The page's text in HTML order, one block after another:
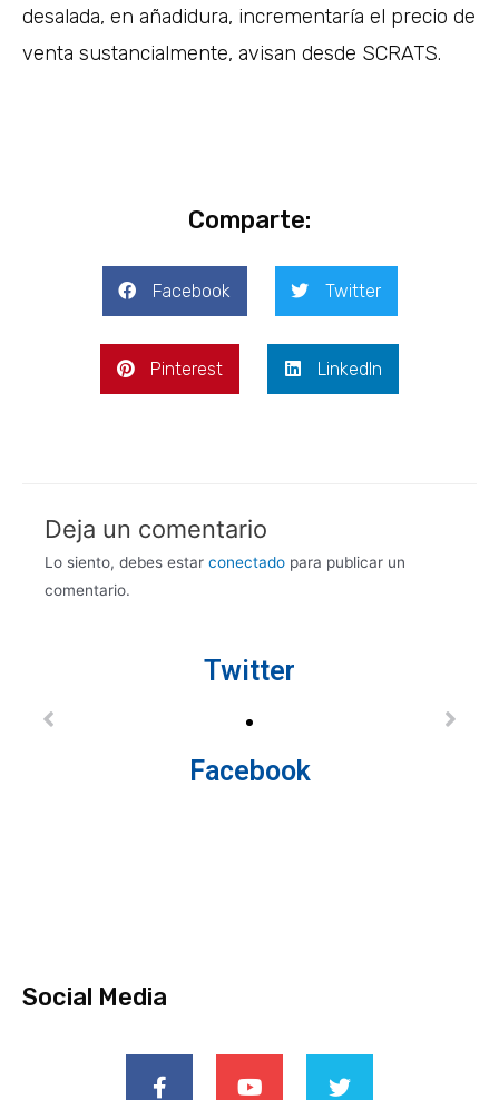
desalada, en añadidura, incrementaría el precio de
venta sustancialmente, avisan desde SCRATS.
Comparte:
Facebook Twitter
Pinterest LinkedIn
Deja un comentario
Lo siento, debes estar conectado para publicar un
comentario.
Twitter
Facebook
Social Media